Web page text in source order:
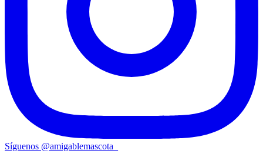
Síguenos @amigablemascota_